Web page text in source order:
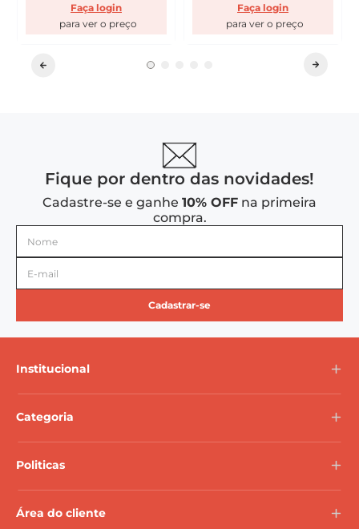
Faça login Faça login
Fique por dentro das novidades!
Cadastre-se e ganhe 10% OFF na primeira
compra.
Cadastrar-se
Institucional
Blog Mundo VEM
Adote um Copo
Categoria
Copos
Galheteiros
Potes
Politicas
Frete e Entrega
Área do cliente